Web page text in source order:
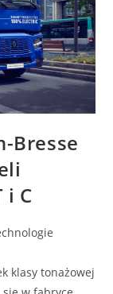
Bresse
i C
klasy tonażowej